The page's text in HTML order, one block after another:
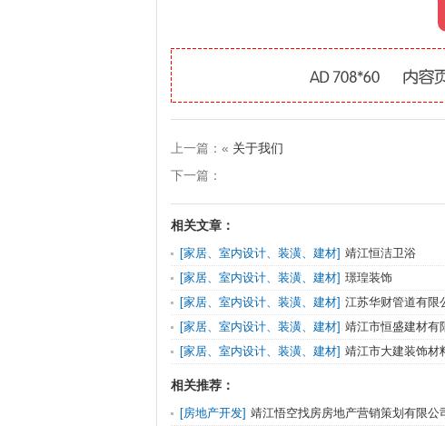
上一篇：« 关于我们
下一篇：
相关文章：
[家居、室内设计、装潢、建材] 靖江恒洁卫浴
[家居、室内设计、装潢、建材] 璟瑝装饰
[家居、室内设计、装潢、建材] 江苏华财管道有限
[家居、室内设计、装潢、建材] 靖江市恒盛建材有
[家居、室内设计、装潢、建材] 靖江市大建装饰材
相关推荐：
[房地产开发] 靖江悟空找房房地产营销策划有限公